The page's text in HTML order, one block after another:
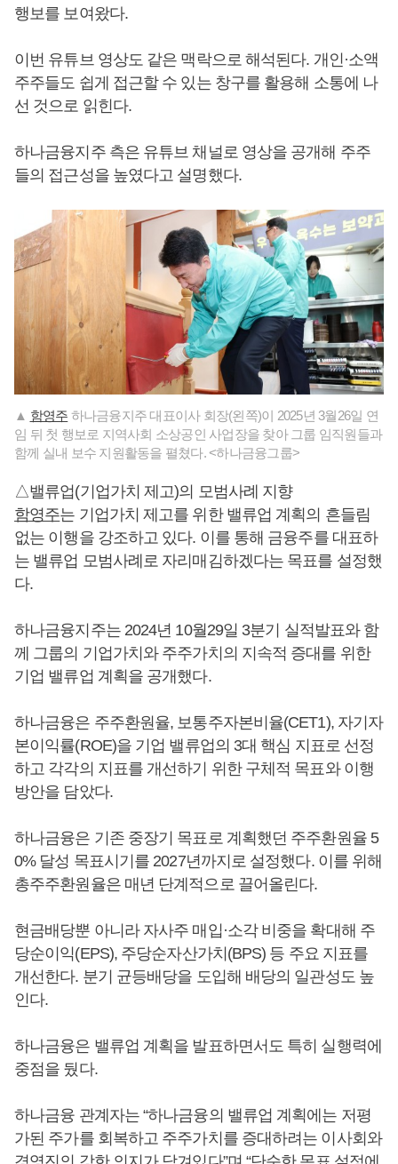
행보를 보여왔다.
이번 유튜브 영상도 같은 맥락으로 해석된다. 개인·소액
주주들도 쉽게 접근할 수 있는 창구를 활용해 소통에 나
선 것으로 읽힌다.
하나금융지주 측은 유튜브 채널로 영상을 공개해 주주
들의 접근성을 높였다고 설명했다.
▲ 함영주 하나금융지주 대표이사 회장(왼쪽)이 2025년 3월26일 연
임 뒤 첫 행보로 지역사회 소상공인 사업장을 찾아 그룹 임직원들과
함께 실내 보수 지원활동을 펼쳤다. <하나금융그룹>
△밸류업(기업가치 제고)의 모범사례 지향
함영주는 기업가치 제고를 위한 밸류업 계획의 흔들림
없는 이행을 강조하고 있다. 이를 통해 금융주를 대표하
는 밸류업 모범사례로 자리매김하겠다는 목표를 설정했
다.
하나금융지주는 2024년 10월29일 3분기 실적발표와 함
께 그룹의 기업가치와 주주가치의 지속적 증대를 위한
기업 밸류업 계획을 공개했다.
하나금융은 주주환원율, 보통주자본비율(CET1), 자기자
본이익률(ROE)을 기업 밸류업의 3대 핵심 지표로 선정
하고 각각의 지표를 개선하기 위한 구체적 목표와 이행
방안을 담았다.
하나금융은 기존 중장기 목표로 계획했던 주주환원율 5
0% 달성 목표시기를 2027년까지로 설정했다. 이를 위해
총주주환원율은 매년 단계적으로 끌어올린다.
현금배당뿐 아니라 자사주 매입·소각 비중을 확대해 주
당순이익(EPS), 주당순자산가치(BPS) 등 주요 지표를
개선한다. 분기 균등배당을 도입해 배당의 일관성도 높
인다.
하나금융은 밸류업 계획을 발표하면서도 특히 실행력에
중점을 뒀다.
하나금융 관계자는 “하나금융의 밸류업 계획에는 저평
가된 주가를 회복하고 주주가치를 증대하려는 이사회와